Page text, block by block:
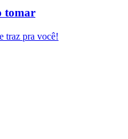
tomar
traz pra você!